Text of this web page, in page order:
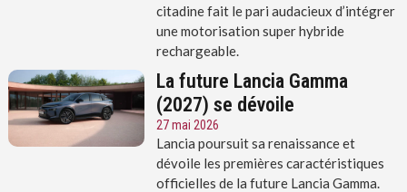
citadine fait le pari audacieux d’intégrer
une motorisation super hybride
rechargeable.
La future Lancia Gamma
(2027) se dévoile
27 mai 2026
Lancia poursuit sa renaissance et
dévoile les premières caractéristiques
officielles de la future Lancia Gamma.